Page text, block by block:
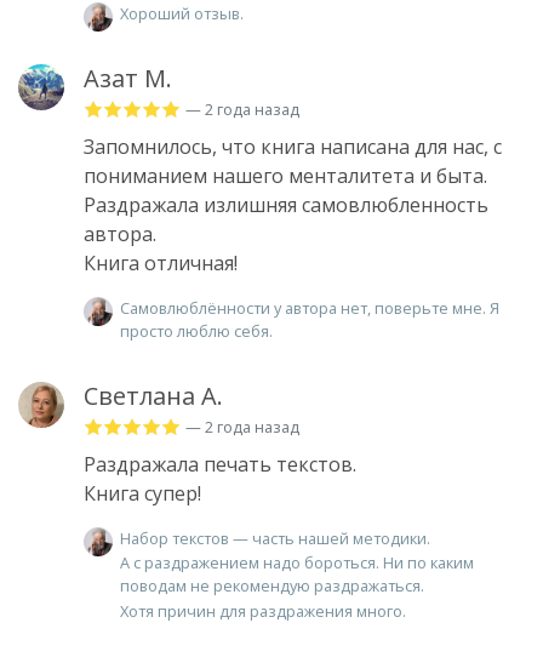
Хороший отзыв.
Азат М.
— 2 года назад
Запомнилось, что книга написана для нас, с
пониманием нашего менталитета и быта.
Раздражала излишняя самовлюбленность
автора.
Книга отличная!
Самовлюблённости у автора нет, поверьте мне. Я
просто люблю себя.
Светлана А.
— 2 года назад
Раздражала печать текстов.
Книга супер!
Набор текстов — часть нашей методики.
А с раздражением надо бороться. Ни по каким
поводам не рекомендую раздражаться.
Хотя причин для раздражения много.